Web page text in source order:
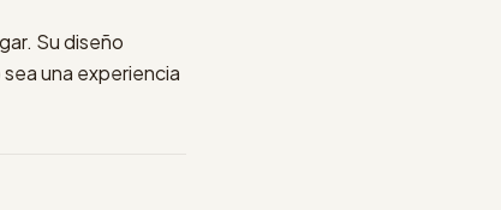
Su diseño
una experiencia